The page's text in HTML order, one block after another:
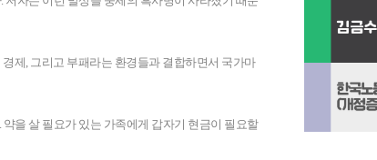
제, 그리고 부패라는 환경들과 결합하면서 국가마
을 살 필요가 있는 가족에게 갑자기 현금이 필요할